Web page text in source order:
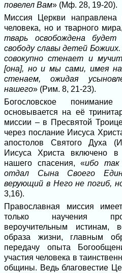
повелел Вам» (Мф. 28, 19-20).
Миссия Церкви
человека, но и тварного
тварь освобождена
свободу славы детей
совокупно стенает и
[она], но и мы сами, имея
стенаем, ожидая
нашего» (Рим. 8, 21-23).
Богословское
основывается на её
миссии – в Пресвятой
через послание Иисуса
апостолов Святого Духа
Иисуса Христа включено в
нашего спасения, «ибо так
отдал Сына Своего
верующий в Него не погиб,
3,16).
Православная миссия
только научения
вероучительным истинам,
образа жизни, главным
передачу опыта
участия человека в
общины. Ведь благовестие